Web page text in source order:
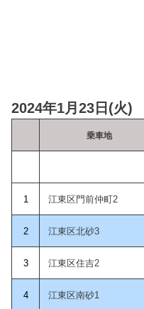
2024年1月23日(
乗車地
1 江東区門前仲町2
2 江東区北砂3
3 江東区住吉2
4 江東区南砂1